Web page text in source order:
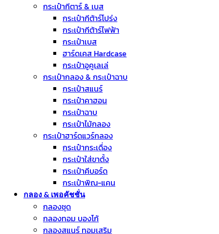
กระเป๋ากีตาร์ & เบส
กระเป๋ากีต้าร์โปร่ง
กระเป๋ากีต้าร์ไฟฟ้า
กระเป๋าเบส
ฮาร์ดเคส Hardcase
กระเป๋าอูคูเลเล่
กระเป๋ากลอง & กระเป๋าฉาบ
กระเป๋าสแนร์
กระเป๋าคาฮอน
กระเป๋าฉาบ
กระเป๋าไม้กลอง
กระเป๋าฮาร์ดแวร์กลอง
กระเป๋ากระเดื่อง
กระเป๋าใส่ขาตั้ง
กระเป๋าคีบอร์ด
กระเป๋าพิณ-แคน
กลอง & เพอคัชชั่น
กลองชุด
กลองทอม บองโก้
กลองสแนร์ ทอมเสริม